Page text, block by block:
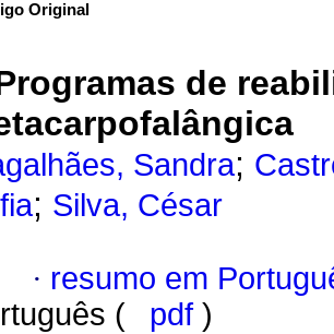
Original
de
Sandra;
; Silva, César
· resumo em
(
pdf )